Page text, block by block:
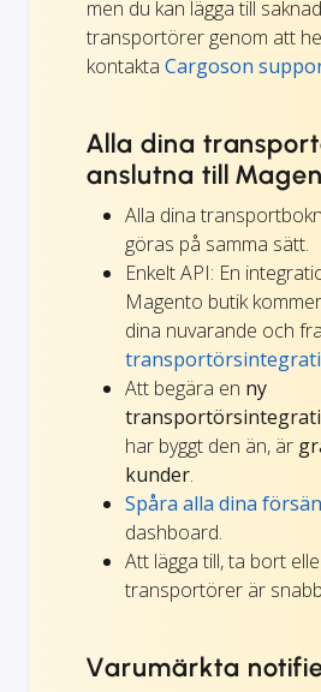
men du kan lägga till
transportörer genom att
kontakta Cargoson
Alla dina
anslutna till
Alla dina
göras på samma sätt.
Enkelt API: En
Magento butik
dina nuvarande och
Att begära en ny
har byggt den än, är
kunder.
Spåra alla dina
dashboard.
Att lägga till, ta bort
transportörer är
Varumärkta